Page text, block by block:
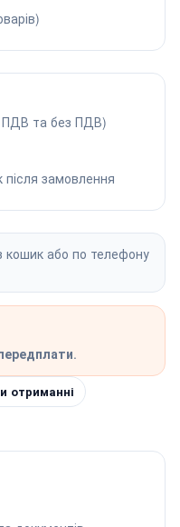
ПДВ та без ПДВ)
замовлення
кошик або по телефону
.
отриманні